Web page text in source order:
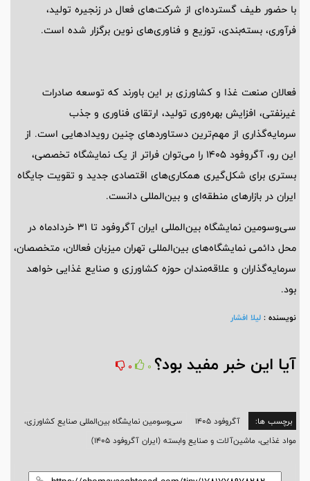
با حضور طیف گسترده‌ای از شرکت‌های فعال در زنجیره تولید،
فرآوری، بسته‌بندی، توزیع و فناوری‌های نوین برگزار شده است.
فعالان صنعت غذا و کشاورزی بر این باورند که توسعه صادرات
غیرنفتی، افزایش بهره‌وری تولید، ارتقای فناوری و جذب
سرمایه‌گذاری از مهم‌ترین دستاوردهای چنین رویدادهایی است. از
این رو، آگروفود 1405 را می‌توان فراتر از یک نمایشگاه تخصصی،
بستری برای شکل‌گیری همکاری‌های اقتصادی جدید و تقویت جایگاه
ایران در بازارهای منطقه‌ای و بین‌المللی دانست.
سی‌وسومین نمایشگاه بین‌المللی ایران آگروفود تا 31 خردادماه در
محل دائمی نمایشگاه‌های بین‌المللی تهران میزبان فعالان، متخصصان،
سرمایه‌گذاران و علاقه‌مندان حوزه کشاورزی و صنایع غذایی خواهد
بود.
نویسنده : لیلا افشار
آیا این خبر مفید بود؟ 0
0
برچسب ها: آگروفود 1405
سی‌وسومین نمایشگاه بین‌المللی صنایع کشاورزی،
مواد غذایی، ماشین‌آلات و صنایع وابسته (ایران آگروفود 1405)